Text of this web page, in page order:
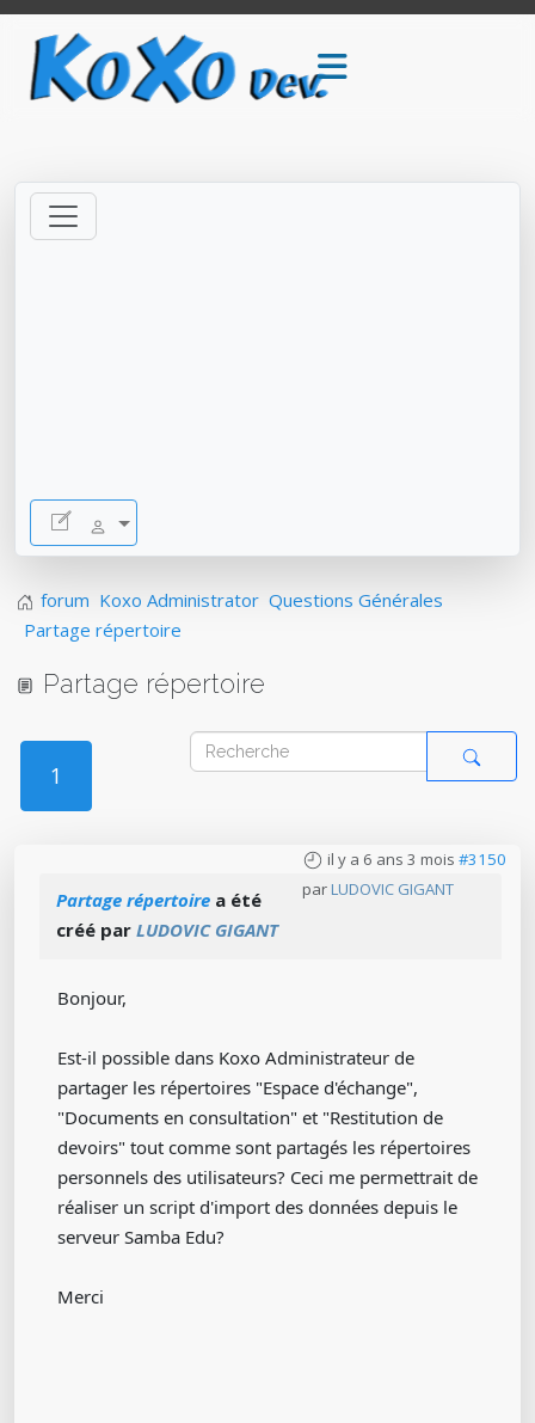
forum Koxo Administrator Questions Générales
Partage répertoire
Partage répertoire
1
il y a 6 ans 3 mois #3150
par LUDOVIC GIGANT
Partage répertoire a été
créé par LUDOVIC GIGANT
Bonjour,
Est-il possible dans Koxo Administrateur de
partager les répertoires "Espace d'échange",
"Documents en consultation" et "Restitution de
devoirs" tout comme sont partagés les répertoires
personnels des utilisateurs? Ceci me permettrait de
réaliser un script d'import des données depuis le
serveur Samba Edu?
Merci